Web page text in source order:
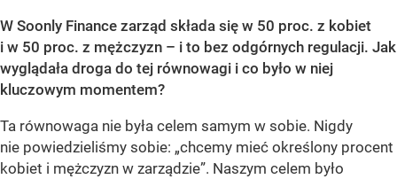
W Soonly Finance zarząd składa się w 50 proc. z kobiet
i w 50 proc. z mężczyzn – i to bez odgórnych regulacji. Jak
wyglądała droga do tej równowagi i co było w niej
kluczowym momentem?
Ta równowaga nie była celem samym w sobie. Nigdy
nie powiedzieliśmy sobie: „chcemy mieć określony procent
kobiet i mężczyzn w zarządzie”. Naszym celem było